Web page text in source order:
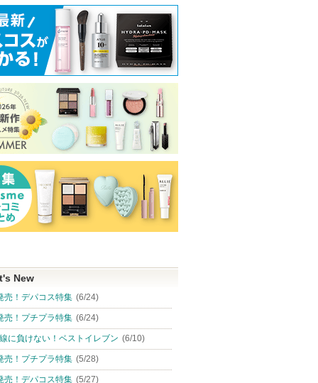
New
売！デパコス特集 (6/24)
売！プチプラ特集 (6/24)
に負けない！ベストイレブン (6/10)
売！プチプラ特集 (5/28)
売！デパコス特集 (5/27)